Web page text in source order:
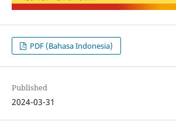
PDF (Bahasa Indonesia)
Published
2024-03-31